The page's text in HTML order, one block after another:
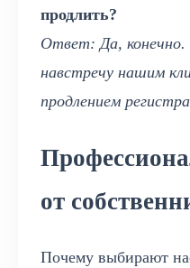
продлить?
Ответ: Да, конечно.
навстречу нашим
продлением
от
Почему выбирают